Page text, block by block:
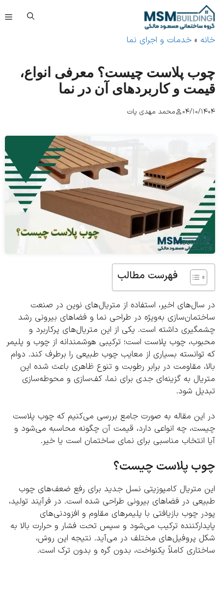
»خدمات و اجرای نما
پلاست چیست؟ معرفی انواع،
و کاربردهای آن در نما
04/10/ محمد مهدی پات
فهرست مطالب
اخیر، استفاده از متریال‌های نوین در صنعت
به‌ویژه در طراحی نما و فضاهای بیرونی رشد
داشته است. یکی از این متریال‌های پرکاربرد و
چوب پلاست است؛ ترکیبی هوشمندانه از چوب و پلیمر
بسیاری از معایب چوب طبیعی را برطرف کند. دوام
مقاومت در برابر رطوبت و تنوع ظاهری باعث شده این
به گزینه‌ای جدی برای نما، کف‌سازی و محوطه‌سازی
شود.
مقاله به‌ صورت جامع بررسی می‌کنیم که چوب پلاست
چه انواعی دارد، قیمت آن چگونه محاسبه می‌شود و
انتخاب مناسبی برای نمای ساختمان است یا خیر.
پلاست چیست؟
متریال کامپوزیتی نسل جدید برای رفع ضعف‌های چوب
در فضاهای بیرونی طراحی شده است. در فرآیند تولید،
چوب بازیافتی با پلیمرهای مقاوم و افزودنی‌های
ترکیب می‌شود و سپس تحت فشار و حرارت بالا به
پروفیل‌های مختلف در می‌آید. نتیجه این روش،
کاملاً یکنواخت، بدون گره و بدون ترک است.